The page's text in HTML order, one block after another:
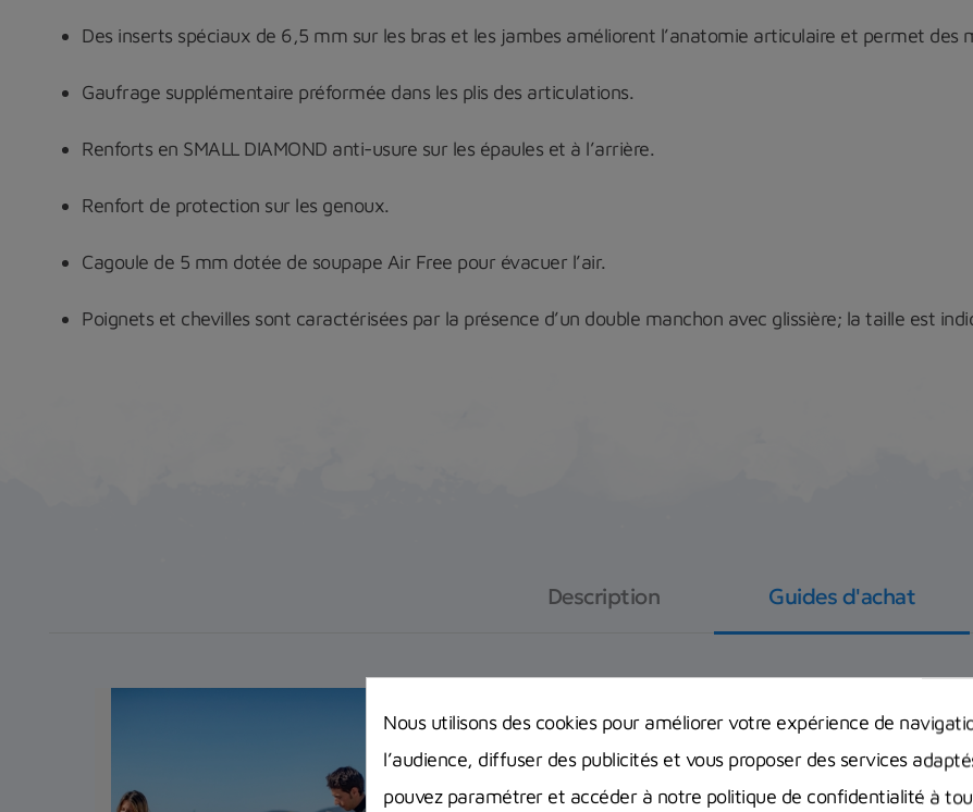
Des inserts spéciaux de 6,5 mm sur les bras et les jambes améliorent l’anatomie articulaire et permet des
Gaufrage supplémentaire préformée dans les plis des articulations.
Renforts en SMALL DIAMOND anti-usure sur les épaules et à l’arrière.
Renfort de protection sur les genoux.
Cagoule de 5 mm dotée de soupape Air Free pour évacuer l’air.
Poignets et chevilles sont caractérisées par la présence d’un double manchon avec glissière; la taille est
Description Guides d'achat
Equipement complet de plongée :
bien débuter ?
Nous utilisons des cookies pour améliorer votre expérience de
l’audience, diffuser des publicités et vous proposer des services
pouvez paramétrer et accéder à notre politique de confidentialité à